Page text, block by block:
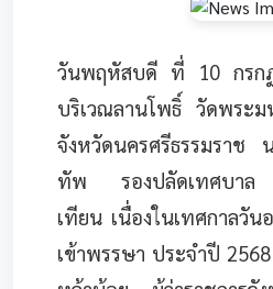
วันพฤหัสบดี ที่ 10 กรก
บริเวณลานโพธิ์ วัดพระม
จังหวัดนครศรีธรรมรา
ทัพ รองปลัดเทศบาล ร่
เทียน เนื่องในเทศกาลวั
เข้าพรรษา ประจำปี